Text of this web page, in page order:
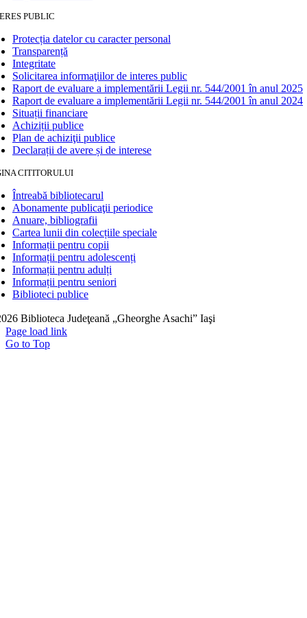
PUBLIC
Protecția datelor cu caracter personal
Transparență
Integritate
Solicitarea informaţiilor de interes public
Raport de evaluare a implementării Legii nr. 544/2001 în anul 2025
Raport de evaluare a implementării Legii nr. 544/2001 în anul 2024
Situații financiare
Achiziții publice
Plan de achiziţii publice
Declarații de avere și de interese
CITITORULUI
Întreabă bibliotecarul
Abonamente publicaţii periodice
Anuare, bibliografii
Cartea lunii din colecțiile speciale
Informații pentru copii
Informații pentru adolescenți
Informații pentru adulți
Informații pentru seniori
Biblioteci publice
Biblioteca Judeţeană „Gheorghe Asachi” Iaşi
Page load link
Go to Top